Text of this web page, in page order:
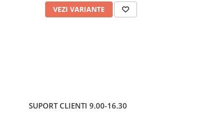
VEZI VARIANTE
SUPORT CLIENTI 9.00-16.30